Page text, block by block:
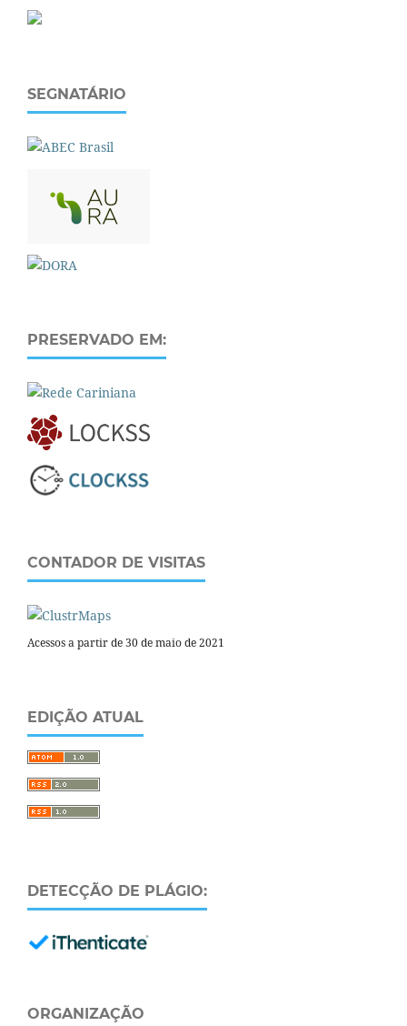
SEGNATÁRIO
PRESERVADO EM:
CONTADOR DE VISITAS
Acessos a partir de 30 de maio de 2021
EDIÇÃO ATUAL
DETECÇÃO DE PLÁGIO:
ORGANIZAÇÃO